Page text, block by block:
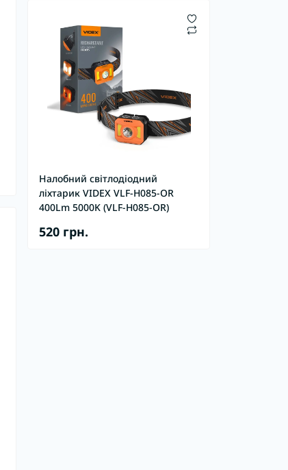
Налобний світлодіодний
ліхтарик VIDEX VLF-H085-OR
400Lm 5000K (VLF-H085-OR)
520 грн.